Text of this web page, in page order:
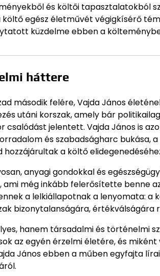
és költői tapasztalatokból
költő egész életművét végigkísérő
küzdelme ebben a
háttere
második felére, Vajda János
utáni korszak, amely bár
csalódást jelentett. Vajda János is
és szabadságharc bukása,
a költő
anyagi gondokkal és
még inkább felerősítette benne
a lelkiállapotnak a lenyomata: a
bizonytalanságára, értékválságára
hanem társadalmi és történelmi
az egyén érzelmi életére, és
János ebben a műben egyfajta